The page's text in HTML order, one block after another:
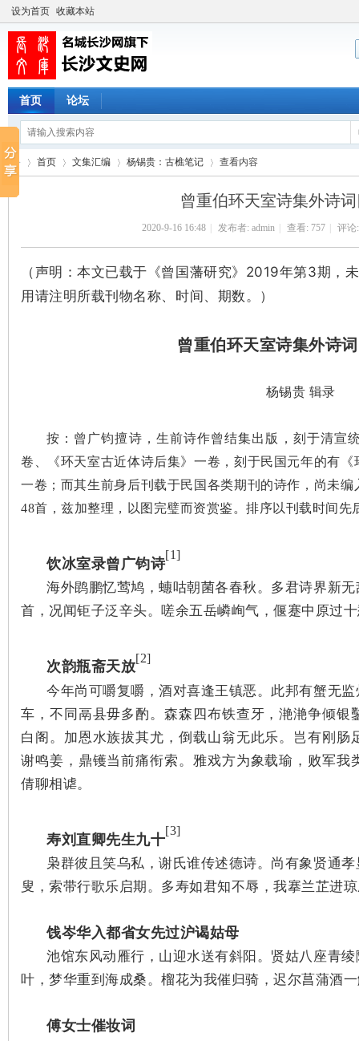
设为首页 收藏本站
首页 论坛
首页 文集汇编 杨锡贵：古樵笔记
›
查看内容
曾重伯环天室诗集外诗
2020-9-16 16:48 发布者: admin 查看: 757 评论
（声明：本文已载于《曾国藩研究》2019年第3期，
用请注明所载刊物名称、时间、期数。）
曾重伯环天室诗集外诗
杨锡贵 辑录
按：曾广钧擅诗，生前诗作曾结集出版，刻于清宣
卷、《环天室古近体诗后集》一卷，刻于民国元年的有
一卷；而其生前身后刊载于民国各类期刊的诗作，尚未
48首，兹加整理，以图完璧而资赏鉴。排序以刊载时间先
饮冰室录曾广钧诗
[1]
海外鹍鹏忆莺鸠，蟪咕朝菌各春秋。多君诗界新
首，况闻钜子泛辛头。嗟余五岳嶙峋气，偃蹇中原过
次韵瓶斋天放
[2]
今年尚可嚼复嚼，酒对喜逢王镇恶。此邦有蟹无
车，不同鬲县毋多酌。森森四布铁查牙，滟滟争倾银
白阁。加恩水族拔其尤，倒载山翁无此乐。岂有刚肠
谢鸣姜，鼎镬当前痛衔索。雅戏方为象载瑜，败军我
倩聊相谑。
寿刘直卿先生九十
[3]
枭群彼且笑乌私，谢氏谁传述德诗。尚有象贤通
叟，索带行歌乐启期。多寿如君知不辱，我搴兰芷进
饯岑华入都省女先过沪谒姑母
池馆东风动雁行，山迎水送有斜阳。贤姑八座青
叶，梦华重到海成桑。榴花为我催归骑，迟尔菖蒲酒
傅女士催妆词